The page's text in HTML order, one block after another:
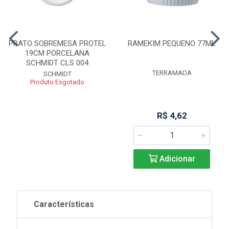
PRATO SOBREMESA PROTEL
19CM PORCELANA
SCHMIDT CLS 004
SCHMIDT
Produto Esgotado
RAMEKIM PEQUENO 77ML
TERRAMADA
R$ 4,62
Adicionar
Características